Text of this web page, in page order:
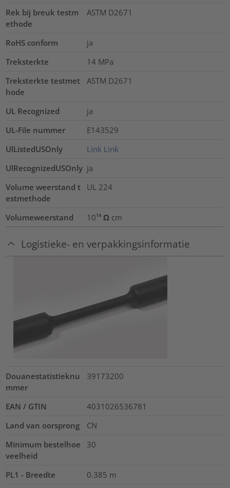
Rek bij breuk testm
ethode
ASTM D2671
RoHS conform
ja
Treksterkte
14 MPa
Treksterkte testmet
hode
ASTM D2671
UL Recognized
ja
UL-File nummer
E143529
UlListedUSOnly
Link Link
UlRecognizedUSOnly ja
Volume weerstand t
estmethode
UL 224
Volumeweerstand 10¹⁴ Ω cm
Logistieke- en verpakkingsinformatie
Douanestatistieknu
mmer
39173200
EAN / GTIN
4031026536781
Land van oorsprong
CN
Minimum bestelhoe
veelheid
30
PL1 - Breedte 0.385 m